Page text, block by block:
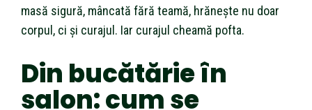
masă sigură, mâncată fără teamă, hrănește nu doar
corpul, ci și curajul. Iar curajul cheamă pofta.
Din bucătărie în
salon: cum se